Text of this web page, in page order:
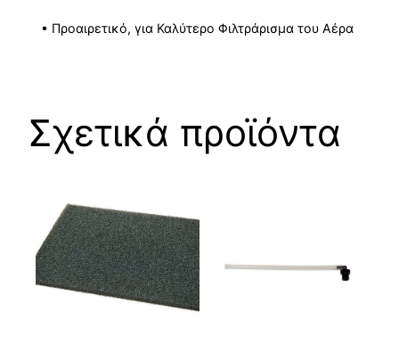
• Προαιρετικό, για Καλύτερο Φιλτράρισμα του Αέρα
Σχετικά προϊόντα